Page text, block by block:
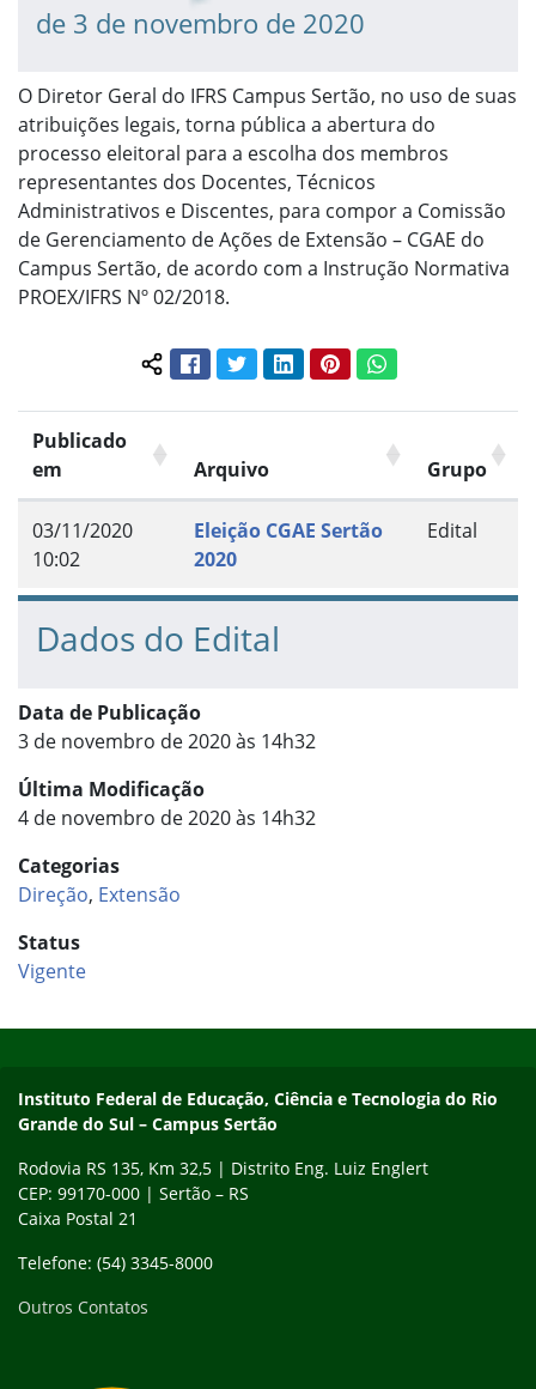
de 3 de novembro de 2020
O Diretor Geral do IFRS Campus Sertão, no uso de suas
atribuições legais, torna pública a abertura do
processo eleitoral para a escolha dos membros
representantes dos Docentes, Técnicos
Administrativos e Discentes, para compor a Comissão
de Gerenciamento de Ações de Extensão – CGAE do
Campus Sertão, de acordo com a Instrução Normativa
PROEX/IFRS Nº 02/2018.
Compartilhar conteúdo:
FacebookTwitterLinkedInPinterestWhatsApp
Publicado
em
Arquivo Grupo
03/11/2020
10:02
Eleição CGAE Sertão
2020
Edital
Dados do Edital
Data de Publicação
3 de novembro de 2020 às 14h32
Última Modificação
4 de novembro de 2020 às 14h32
Categorias
Direção, Extensão
Status
Vigente
Instituto Federal de Educação, Ciência e Tecnologia do Rio
Grande do Sul – Campus Sertão
Rodovia RS 135, Km 32,5 | Distrito Eng. Luiz Englert
CEP: 99170-000 | Sertão – RS
Caixa Postal 21
Telefone: (54) 3345-8000
Outros Contatos